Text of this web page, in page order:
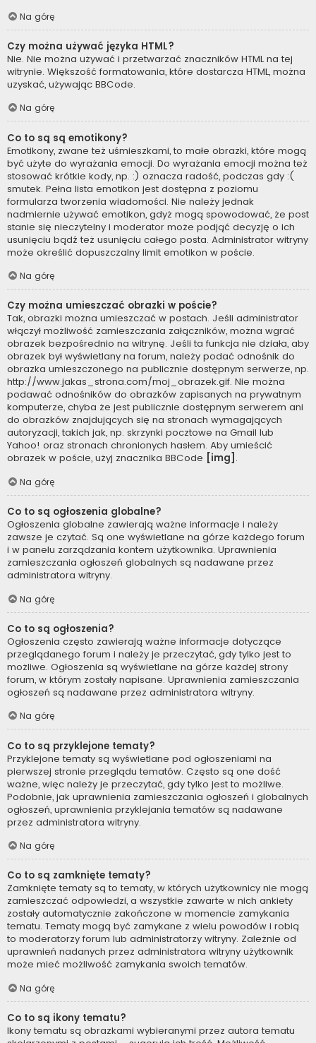
Na górę
Czy można używać języka HTML?
Nie. Nie można używać i przetwarzać znaczników HTML na tej
witrynie. Większość formatowania, które dostarcza HTML, można
uzyskać, używając BBCode.
Na górę
Co to są są emotikony?
Emotikony, zwane też uśmieszkami, to małe obrazki, które mogą
być użyte do wyrażania emocji. Do wyrażania emocji można też
stosować krótkie kody, np. :) oznacza radość, podczas gdy :(
smutek. Pełna lista emotikon jest dostępna z poziomu
formularza tworzenia wiadomości. Nie należy jednak
nadmiernie używać emotikon, gdyż mogą spowodować, że post
stanie się nieczytelny i moderator może podjąć decyzję o ich
usunięciu bądź też usunięciu całego posta. Administrator witryny
może określić dopuszczalny limit emotikon w poście.
Na górę
Czy można umieszczać obrazki w poście?
Tak, obrazki można umieszczać w postach. Jeśli administrator
włączył możliwość zamieszczania załączników, można wgrać
obrazek bezpośrednio na witrynę. Jeśli ta funkcja nie działa, aby
obrazek był wyświetlany na forum, należy podać odnośnik do
obrazka umieszczonego na publicznie dostępnym serwerze, np.
http://www.jakas_strona.com/moj_obrazek.gif. Nie można
podawać odnośników do obrazków zapisanych na prywatnym
komputerze, chyba że jest publicznie dostępnym serwerem ani
do obrazków znajdujących się na stronach wymagających
autoryzacji, takich jak, np. skrzynki pocztowe na Gmail lub
Yahoo! oraz stronach chronionych hasłem. Aby umieścić
obrazek w poście, użyj znacznika BBCode
[img] .
Na górę
Co to są ogłoszenia globalne?
Ogłoszenia globalne zawierają ważne informacje i należy
zawsze je czytać. Są one wyświetlane na górze każdego forum
i w panelu zarządzania kontem użytkownika. Uprawnienia
zamieszczania ogłoszeń globalnych są nadawane przez
administratora witryny.
Na górę
Co to są ogłoszenia?
Ogłoszenia często zawierają ważne informacje dotyczące
przeglądanego forum i należy je przeczytać, gdy tylko jest to
możliwe. Ogłoszenia są wyświetlane na górze każdej strony
forum, w którym zostały napisane. Uprawnienia zamieszczania
ogłoszeń są nadawane przez administratora witryny.
Na górę
Co to są przyklejone tematy?
Przyklejone tematy są wyświetlane pod ogłoszeniami na
pierwszej stronie przeglądu tematów. Często są one dość
ważne, więc należy je przeczytać, gdy tylko jest to możliwe.
Podobnie, jak uprawnienia zamieszczania ogłoszeń i globalnych
ogłoszeń, uprawnienia przyklejania tematów są nadawane
przez administratora witryny.
Na górę
Co to są zamknięte tematy?
Zamknięte tematy są to tematy, w których użytkownicy nie mogą
zamieszczać odpowiedzi, a wszystkie zawarte w nich ankiety
zostały automatycznie zakończone w momencie zamykania
tematu. Tematy mogą być zamykane z wielu powodów i robią
to moderatorzy forum lub administratorzy witryny. Zależnie od
uprawnień nadanych przez administratora witryny użytkownik
może mieć możliwość zamykania swoich tematów.
Na górę
Co to są ikony tematu?
Ikony tematu są obrazkami wybieranymi przez autora tematu